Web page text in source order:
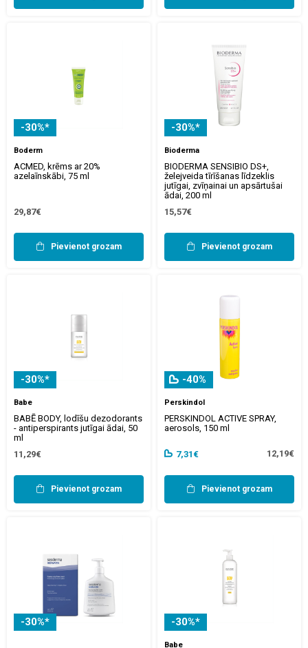
-30%*
Boderm
ACMED, krēms ar 20%
azelaīnskābi, 75 ml
29,87€
Pievienot grozam
-30%*
Bioderma
BIODERMA SENSIBIO DS+,
želejveida tīrīšanas līdzeklis
jutīgai, zvīņainai un apsārtušai
ādai, 200 ml
15,57€
Pievienot grozam
-30%*
Babe
BABĒ BODY, lodīšu dezodorants
- antiperspirants jutīgai ādai, 50
ml
11,29€
Pievienot grozam
-40%
Perskindol
PERSKINDOL ACTIVE SPRAY,
aerosols, 150 ml
7,31€ 12,19€
Pievienot grozam
-30%* -30%*
Babe